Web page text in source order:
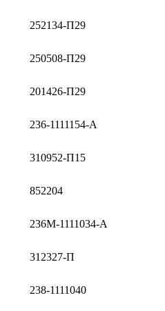
252134-П29
250508-П29
201426-П29
236-1111154-А
310952-П15
852204
236М-1111034-А
312327-П
238-1111040